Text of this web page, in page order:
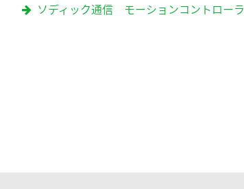
ソディック通信 モーションコントローラ